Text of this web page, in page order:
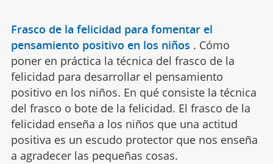
Frasco de la felicidad para fomentar el
pensamiento positivo en los niños . Cómo
poner en práctica la técnica del frasco de la
felicidad para desarrollar el pensamiento
positivo en los niños. En qué consiste la técnica
del frasco o bote de la felicidad. El frasco de la
felicidad enseña a los niños que una actitud
positiva es un escudo protector que nos enseña
a agradecer las pequeñas cosas.